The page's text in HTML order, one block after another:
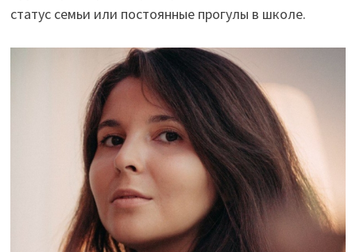
статус семьи или постоянные прогулы в школе.